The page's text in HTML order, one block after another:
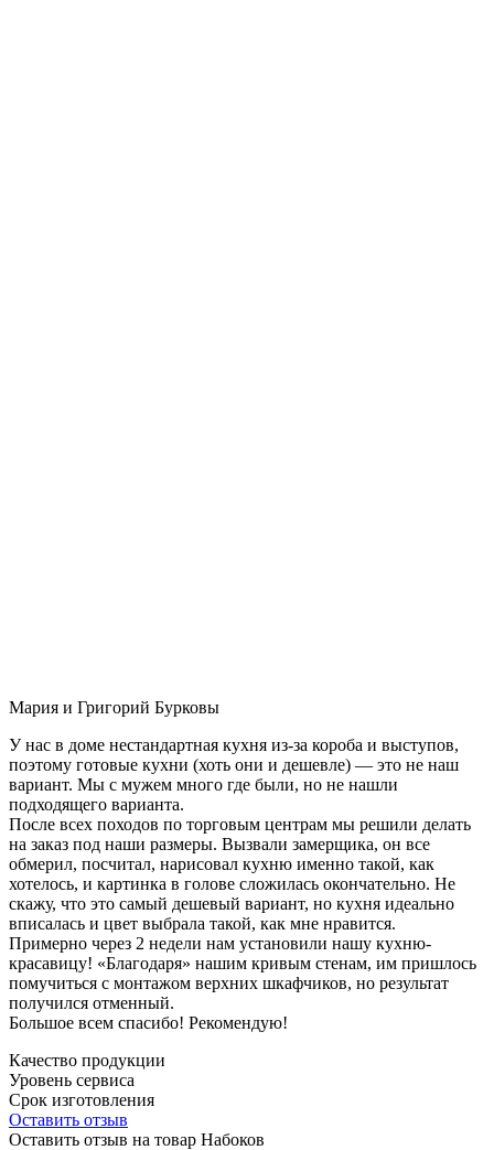
Мария и Григорий Бурковы
У нас в доме нестандартная кухня из-за короба и выступов,
поэтому готовые кухни (хоть они и дешевле) — это не наш
вариант. Мы с мужем много где были, но не нашли
подходящего варианта.
После всех походов по торговым центрам мы решили делать
на заказ под наши размеры. Вызвали замерщика, он все
обмерил, посчитал, нарисовал кухню именно такой, как
хотелось, и картинка в голове сложилась окончательно. Не
скажу, что это самый дешевый вариант, но кухня идеально
вписалась и цвет выбрала такой, как мне нравится.
Примерно через 2 недели нам установили нашу кухню-
красавицу! «Благодаря» нашим кривым стенам, им пришлось
помучиться с монтажом верхних шкафчиков, но результат
получился отменный.
Большое всем спасибо! Рекомендую!
Качество продукции
Уровень сервиса
Срок изготовления
Оставить отзыв
Оставить отзыв на товар Набоков